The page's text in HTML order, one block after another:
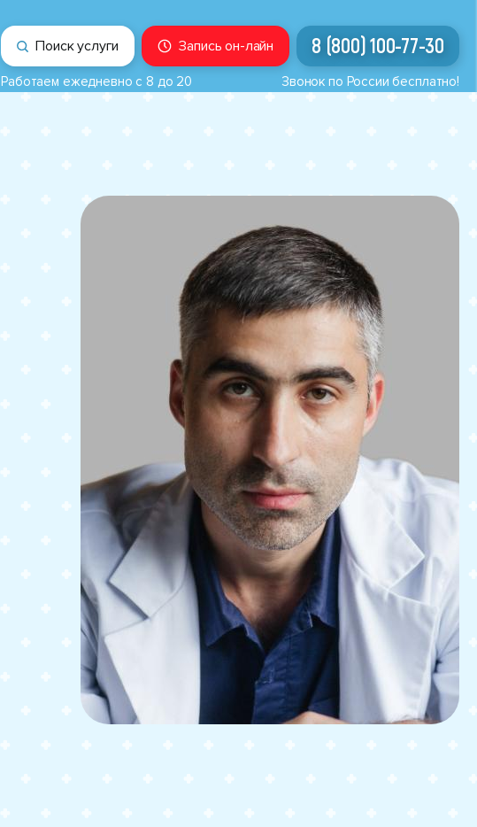
Поиск услуги Запись он-лайн
Работаем ежедневно с 8 до 20
8 (800) 100-77-30
Звонок по России бесплатно!